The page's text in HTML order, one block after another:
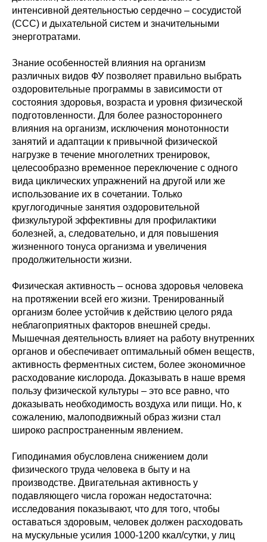
интенсивной деятельностью сердечно – сосудистой
(ССС) и дыхательной систем и значительными
энерготратами.
Знание особенностей влияния на организм
различных видов ФУ позволяет правильно выбрать
оздоровительные программы в зависимости от
состояния здоровья, возраста и уровня физической
подготовленности. Для более разностороннего
влияния на организм, исключения монотонности
занятий и адаптации к привычной физической
нагрузке в течение многолетних тренировок,
целесообразно временное переключение с одного
вида циклических упражнений на другой или же
использование их в сочетании. Только
круглогодичные занятия оздоровительной
физкультурой эффективны для профилактики
болезней, а, следовательно, и для повышения
жизненного тонуса организма и увеличения
продолжительности жизни.
Физическая активность – основа здоровья человека
на протяжении всей его жизни. Тренированный
организм более устойчив к действию целого ряда
неблагоприятных факторов внешней среды.
Мышечная деятельность влияет на работу внутренних
органов и обеспечивает оптимальный обмен веществ,
активность ферментных систем, более экономичное
расходование кислорода. Доказывать в наше время
пользу физической культуры – это все равно, что
доказывать необходимость воздуха или пищи. Но, к
сожалению, малоподвижный образ жизни стал
широко распространенным явлением.
Гиподинамия обусловлена снижением доли
физического труда человека в быту и на
производстве. Двигательная активность у
подавляющего числа горожан недостаточна:
исследования показывают, что для того, чтобы
оставаться здоровым, человек должен расходовать
на мускульные усилия 1000-1200 ккал/сутки, у лиц